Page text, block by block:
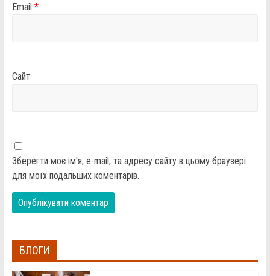
Email *
Сайт
Зберегти моє ім'я, e-mail, та адресу сайту в цьому браузері
для моїх подальших коментарів.
БЛОГИ